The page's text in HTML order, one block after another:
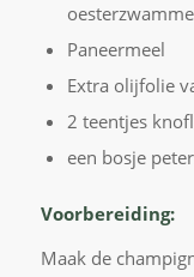
Paneermeel
Extra olijfolie
2 teentjes
een bosje
Voorbereiding:
Maak de